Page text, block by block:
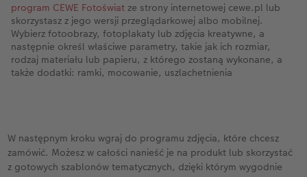
program CEWE Fotoświat ze strony internetowej cewe.pl lub
skorzystasz z jego wersji przeglądarkowej albo mobilnej.
Wybierz fotoobrazy, fotoplakaty lub zdjęcia kreatywne, a
następnie określ właściwe parametry, takie jak ich rozmiar,
rodzaj materiału lub papieru, z którego zostaną wykonane, a
także dodatki: ramki, mocowanie, uszlachetnienia
W następnym kroku wgraj do programu zdjęcia, które chcesz
zamówić. Możesz w całości nanieść je na produkt lub skorzystać
z gotowych szablonów tematycznych, dzięki którym wygodnie